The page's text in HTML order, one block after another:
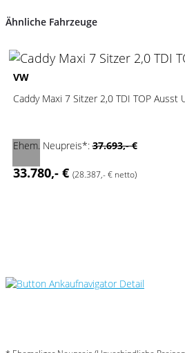
Ähnliche Fahrzeuge
VW
Caddy Maxi 7 Sitzer 2,0 TDI TOP Ausst
Ehem. Neupreis*:37.693,- €
33.780,- € (28.387,- € netto)